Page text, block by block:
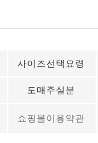
사이즈선택요령
도매주실분
쇼핑몰이용약관